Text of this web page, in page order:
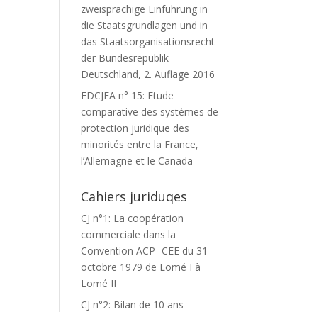
zweisprachige Einführung in
die Staatsgrundlagen und in
das Staatsorganisationsrecht
der Bundesrepublik
Deutschland, 2. Auflage 2016
EDCJFA n° 15: Etude
comparative des systèmes de
protection juridique des
minorités entre la France,
l’Allemagne et le Canada
Cahiers juriduqes
CJ n°1: La coopération
commerciale dans la
Convention ACP- CEE du 31
octobre 1979 de Lomé I à
Lomé II
CJ n°2: Bilan de 10 ans